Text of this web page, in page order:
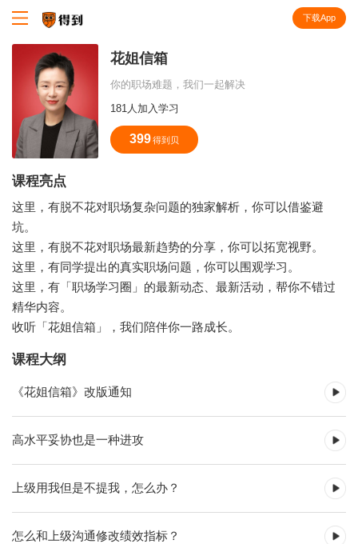
下载App
花姐信箱
你的职场难题，我们一起解决
181人加入学习
399 得到贝
课程亮点
这里，有脱不花对职场复杂问题的独家解析，你可以借鉴避
坑。
这里，有脱不花对职场最新趋势的分享，你可以拓宽视野。
这里，有同学提出的真实职场问题，你可以围观学习。
这里，有「职场学习圈」的最新动态、最新活动，帮你不错过
精华内容。
收听「花姐信箱」，我们陪伴你一路成长。
课程大纲
《花姐信箱》改版通知
高水平妥协也是一种进攻
上级用我但是不提我，怎么办？
怎么和上级沟通修改绩效指标？